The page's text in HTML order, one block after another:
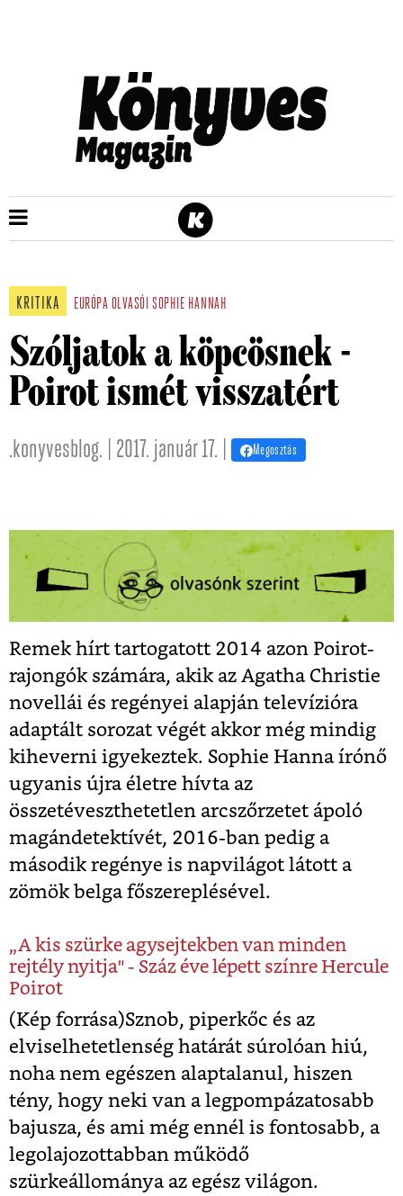
KRITIKA EURÓPA OLVASÓI SOPHIE HANNAH
Szóljatok a köpcösnek -
Poirot ismét visszatért
.konyvesblog. | 2017. január 17. | Megosztás
Remek hírt tartogatott 2014 azon Poirot-
rajongók számára, akik az Agatha Christie
novellái és regényei alapján televízióra
adaptált sorozat végét akkor még mindig
kiheverni igyekeztek. Sophie Hanna írónő
ugyanis újra életre hívta az
összetéveszthetetlen arcszőrzetet ápoló
magándetektívét, 2016-ban pedig a
második regénye is napvilágot látott a
zömök belga főszereplésével.
„A kis szürke agysejtekben van minden
rejtély nyitja" - Száz éve lépett színre Hercule
Poirot
(Kép forrása)Sznob, piperkőc és az
elviselhetetlenség határát súrolóan hiú,
noha nem egészen alaptalanul, hiszen
tény, hogy neki van a legpompázatosabb
bajusza, és ami még ennél is fontosabb, a
legolajozottabban működő
szürkeállománya az egész világon.